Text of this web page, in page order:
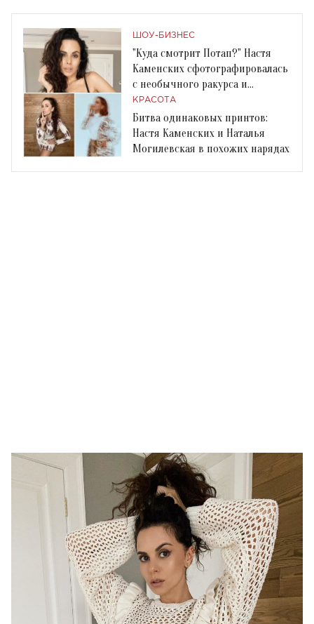
ШОУ-БИЗНЕС
"Куда смотрит Потап?" Настя
Каменских сфотографировалась
с необычного ракурса и
сверкнула грудью
КРАСОТА
Битва одинаковых принтов:
Настя Каменских и Наталья
Могилевская в похожих нарядах